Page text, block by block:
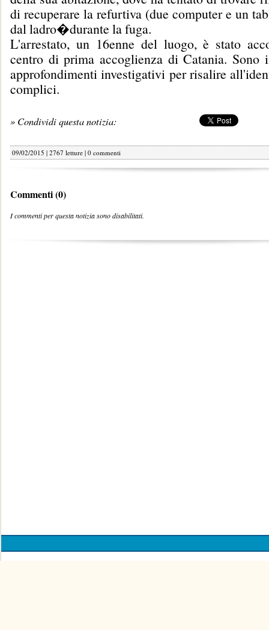
di recuperare la refurtiva (due computer e un
dal ladro�durante la fuga.
L'arrestato, un 16enne del luogo, è stato
centro di prima accoglienza di Catania. Sono
approfondimenti investigativi per risalire
complici.
» Condividi questa notizia:
09/02/2015 | 2767 letture | 0 commenti
Commenti (0)
I commenti per questa notizia sono disabilitati.